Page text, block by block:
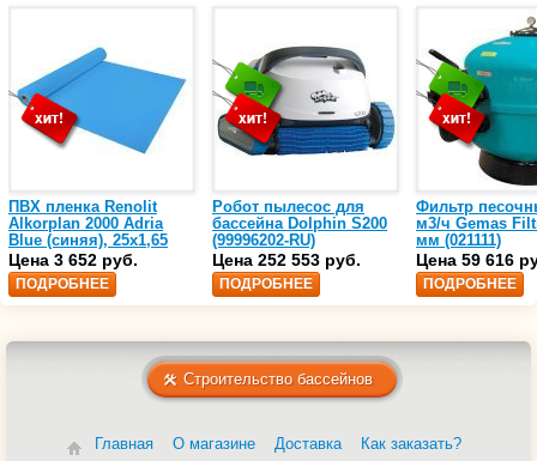
ПВХ пленка Renolit
Alkorplan 2000 Adria
Blue (синяя), 25х1,65
(35216203)
Цена 3 652 руб.
ПОДРОБНЕЕ
Робот пылесос для
бассейна Dolphin S200
(99996202-RU)
Цена 252 553 руб.
ПОДРОБНЕЕ
Фильтр
м3/ч Gemas
мм (021111)
Цена 59 616
ПОДРОБНЕЕ
Строительство бассейнов
Главная О магазине Доставка Как заказать?